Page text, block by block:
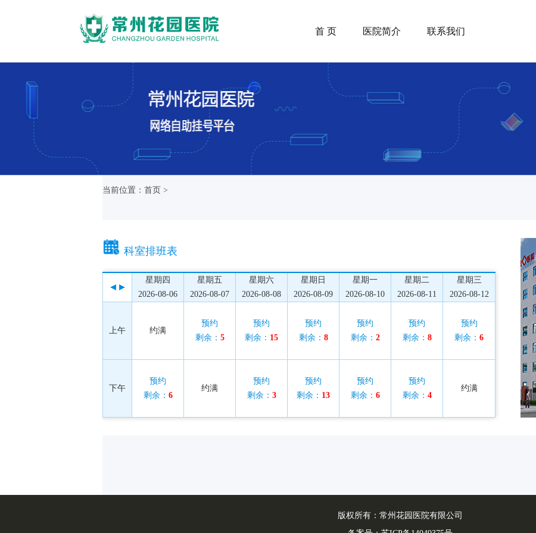
首 页 医院简介 联系我们
当前位置：首页 >
科室排班表
星期四
2026-08-06
星期五
2026-08-07
星期六
2026-08-08
星期日
2026-08-09
星期一
2026-08-10
星期二
2026-08-11
星期三
2026-08-12
上午 约满
预约
剩余： 5
预约
剩余： 15
预约
剩余： 8
预约
剩余： 2
预约
剩余： 8
预约
剩余： 6
下午
预约
剩余： 6
约满
预约
剩余： 3
预约
剩余： 13
预约
剩余： 6
预约
剩余： 4
约满
版权所有：常州花园医院有限公司